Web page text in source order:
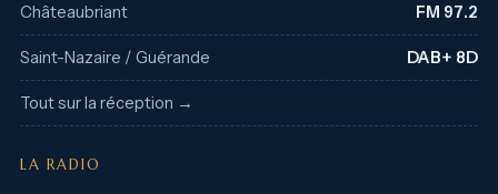
Châteaubriant FM 97.2
Saint-Nazaire / Guérande DAB+ 8D
Tout sur la réception →
LA RADIO